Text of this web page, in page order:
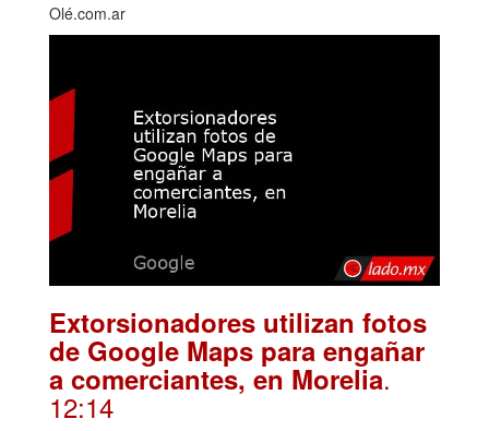
Olé.com.ar
Extorsionadores utilizan fotos
de Google Maps para engañar
a comerciantes, en Morelia.
12:14